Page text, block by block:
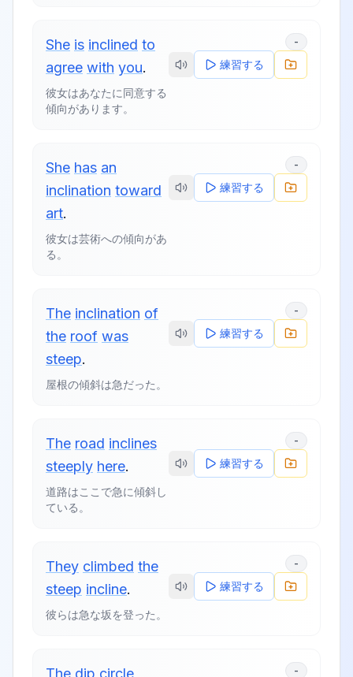
She is inclined to
agree with you.
彼女はあなたに同意する
傾向があります。
-
練習する
She has an
inclination toward
art.
彼女は芸術への傾向があ
る。
-
練習する
The inclination of
the roof was
steep.
屋根の傾斜は急だった。
-
練習する
The road inclines
steeply here.
道路はここで急に傾斜し
ている。
-
練習する
They climbed the
steep incline.
彼らは急な坂を登った。
-
練習する
The dip circle -